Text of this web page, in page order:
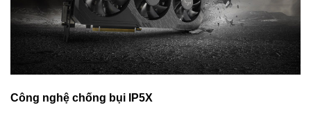
Công nghệ chống bụi IP5X